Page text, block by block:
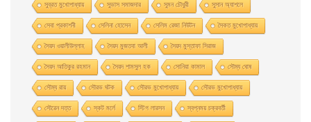
সুব্রত মুখোপাধ্যায় সুভাস সমাজদার সুমন চৌধুরী সুসান অ্যাশলে
সেবা প্রকাশনী সেলিনা হােসেন সেলিম রেজা নিউটন সৈকত মুখোপাধ্যায়
সৈয়দ ওয়ালীউল্লাহ সৈয়দ মুজতবা আলী সৈয়দ মুস্তাফা সিরাজ
সৈয়দ আতিকুর রহমান সৈয়দ শামসুল হক সোনিয়া কামাল সৌম্য ঘােষ
সৌম্য রায় সৌরভ ঘটক সৌরভ মুখােপাধ্যায় সৌরভ মুখোপাধ্যায়
সৌরেন দত্ত স্কট মর্লে স্টিগ লারসন স্বপ্নময় চক্রবর্তী